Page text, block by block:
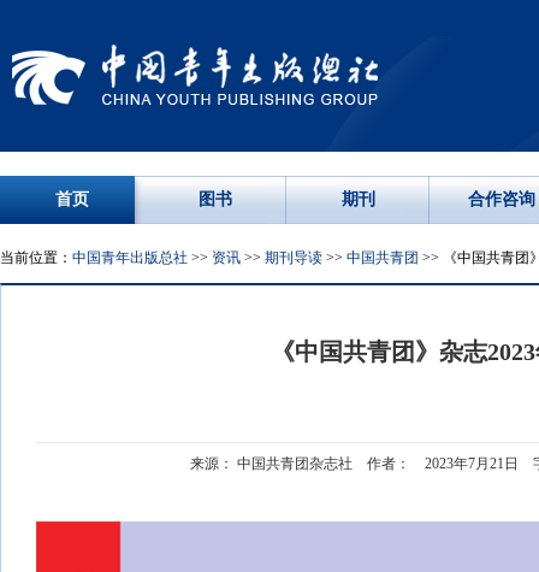
首页 图书 期刊 合作咨询
当前位置： 中国青年出版总社 >> 资讯 >> 期刊导读 >> 中国共青团 >> 《中国共青团
《中国共青团》杂志
来源： 中国共青团杂志社 作者： 2023年7月21日